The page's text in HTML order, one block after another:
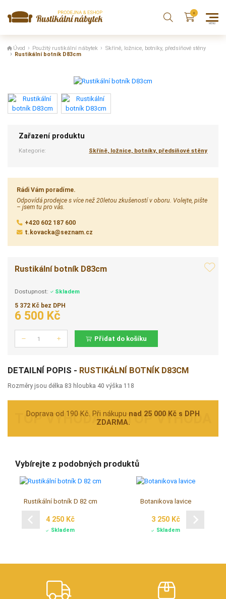
Úvod Použitý rustikální nábytek
Skříně, ložnice, botníky, předsíňové stěny
Rustikální botník D83cm
Zařazení produktu
Kategorie: Skříně, ložnice, botníky, předsíňové stěny
Rádi Vám poradíme.
Odpovídá prodejce s více než 20letou zkušeností v oboru. Volejte, pište
– jsem tu pro vás.
+420 602 187 600
t.kovacka@seznam.cz
Rustikální botník D83cm
Dostupnost:
Skladem
5 372 Kč bez DPH
6 500 Kč
Přidat do košíku
DETAILNÍ POPIS - RUSTIKÁLNÍ BOTNÍK D83CM
Rozměry jsou délka 83 hloubka 40 výška 118
Doprava od 190 Kč. Při nákupu nad 25 000 Kč s DPH
ZDARMA.
Vybírejte z podobných produktů
Rustikální botník D 82 cm
4 250 Kč
Skladem
Botanikova lavice
3 250 Kč
Skladem